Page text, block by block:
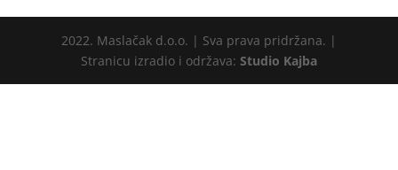
2022. Maslačak d.o.o. | Sva prava pridržana. |
Stranicu izradio i održava: Studio Kajba